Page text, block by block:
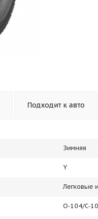
Подходит к авто
Зимняя
Y
Легковые
O-104/C-